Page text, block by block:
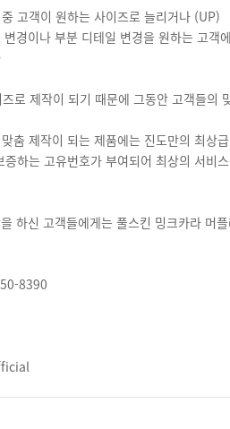
고객이 원하는 사이즈로 늘리거나 (UP)
경이나 부분 디테일 변경을 원하는 고객
로 제작이 되기 때문에 그동안 고객들의
춤 제작이 되는 제품에는 진도만의 최상
하는 고유번호가 부여되어 최상의 서비
하신 고객들에게는 풀스킨 밍크카라 머
8390